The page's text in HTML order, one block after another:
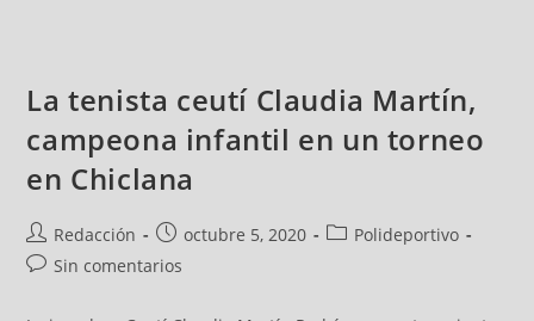
La tenista ceutí Claudia Martín,
campeona infantil en un torneo
en Chiclana
Redacción octubre 5, 2020
Polideportivo
Sin comentarios